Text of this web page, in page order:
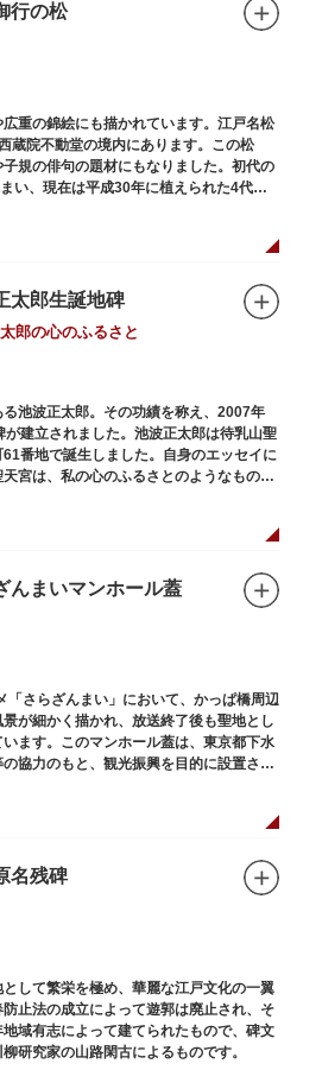
行の松
重の錦絵にも描かれています。江戸名松
蔵院不動堂の境内にあります。この松
規の俳句の題材にもなりました。初代の
い、現在は平成30年に植えられた4代目
太郎生誕地碑
郎の心のふるさと
池波正太郎。その功績を称え、2007年
建立されました。池波正太郎は待乳山聖
番地で誕生しました。自身のエッセイに
天宮は、私の心のふるさとのようなもの
聖天宮」』より）と記しており、小説の
などをたびたび登場させています。
んまいマンホール蓋
さらざんまい」において、かっぱ橋周辺
が細かく描かれ、放送終了後も聖地とし
ます。このマンホール蓋は、東京都下水
協力のもと、観光振興を目的に設置され
逆一稀、久慈悠、陣内燕太の3人が、か
パ型生命体“ケッピ”によって河童の姿に変
名残碑
して繁栄を極め、華麗な江戸文化の一翼
止法の成立によって遊郭は廃止され、そ
域有志によって建てられたもので、碑文
研究家の山路閑古によるものです。